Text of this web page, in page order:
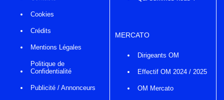
Cookies
Crédits
Mentions Légales
Politique de
Confidentialité
Publicité / Annonceurs
MERCATO
Dirigeants OM
Effectif OM 2024 / 2025
OM Mercato